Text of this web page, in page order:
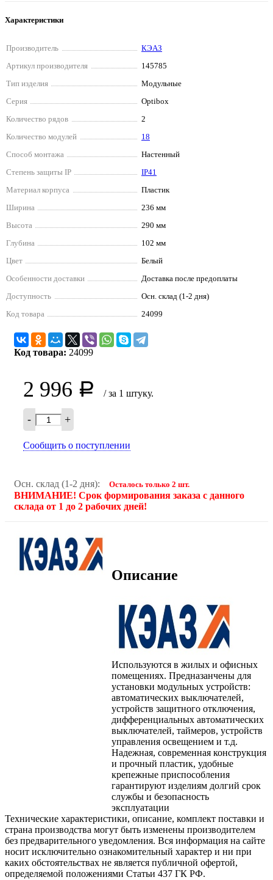
Характеристики
Производитель
КЭАЗ
Артикул производителя
145785
Тип изделия
Модульные
Серия
Optibox
Количество рядов
2
Количество модулей
18
Способ монтажа
Настенный
Степень защиты IP
IP41
Материал корпуса
Пластик
Ширина
236 мм
Высота
290 мм
Глубина
102 мм
Цвет
Белый
Особенности доставки
Доставка после предоплаты
Доступность
Осн. склад (1-2 дня)
Код товара
24099
Код товара: 24099
2 996 Р / за 1 штуку.
- +
Сообщить о поступлении
Осн. склад (1-2 дня): Осталось только 2 шт.
ВНИМАНИЕ! Срок формирования заказа с данного
склада от 1 до 2 рабочих дней!
Описание
Используются в жилых и офисных
помещениях. Предназанчены для
установки модульных устройств:
автоматических выключателей,
устройств защитного отключения,
дифференциальных автоматических
выключателей, таймеров, устройств
управления освещением и т.д.
Надежная, современная конструкция
и прочный пластик, удобные
крепежные приспособления
гарантируют изделиям долгий срок
службы и безопасность
эксплуатации
Технические характеристики, описание, комплект поставки и
страна производства могут быть изменены производителем
без предварительного уведомления. Вся информация на сайте
носит исключительно ознакомительный характер и ни при
каких обстоятельствах не является публичной офертой,
определяемой положениями Статьи 437 ГК РФ.